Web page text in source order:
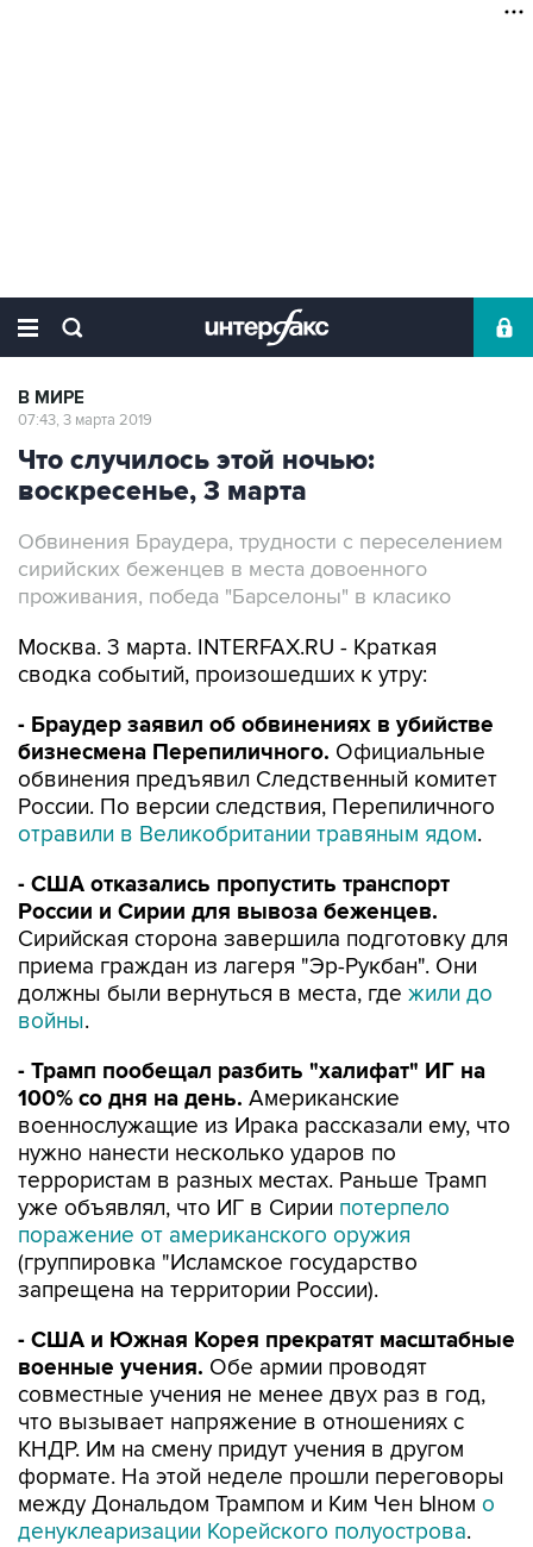
В МИРЕ
07:43, 3 марта 2019
Что случилось этой ночью:
воскресенье, 3 марта
Обвинения Браудера, трудности с переселением
сирийских беженцев в места довоенного
проживания, победа "Барселоны" в класико
Москва. 3 марта. INTERFAX.RU - Краткая
сводка событий, произошедших к утру:
- Браудер заявил об обвинениях в убийстве
бизнесмена Перепиличного. Официальные
обвинения предъявил Следственный комитет
России. По версии следствия, Перепиличного
отравили в Великобритании травяным ядом.
- США отказались пропустить транспорт
России и Сирии для вывоза беженцев.
Сирийская сторона завершила подготовку для
приема граждан из лагеря "Эр-Рукбан". Они
должны были вернуться в места, где жили до
войны.
- Трамп пообещал разбить "халифат" ИГ на
100% со дня на день. Американские
военнослужащие из Ирака рассказали ему, что
нужно нанести несколько ударов по
террористам в разных местах. Раньше Трамп
уже объявлял, что ИГ в Сирии потерпело
поражение от американского оружия
(группировка "Исламское государство
запрещена на территории России).
- США и Южная Корея прекратят масштабные
военные учения. Обе армии проводят
совместные учения не менее двух раз в год,
что вызывает напряжение в отношениях с
КНДР. Им на смену придут учения в другом
формате. На этой неделе прошли переговоры
между Дональдом Трампом и Ким Чен Ыном о
денуклеаризации Корейского полуострова.